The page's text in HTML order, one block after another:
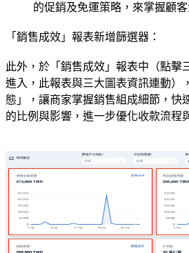
的促銷及免運策略，來掌握顧
「銷售成效」報表新增篩選器：
此外，於「銷售成效」報表中（點擊
進入，此報表與三大圖表資訊連動）
態」，讓商家掌握銷售組成細節，快
的比例與影響，進一步優化收款流程